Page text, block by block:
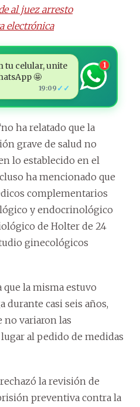
al juez arresto
electrónica
tu celular, unite
🤩
19:09 ✓✓
1
ha relatado que la
grave de salud no
lo establecido en el
ha mencionado que
complementarios
y endocrinológico
de Holter de 24
ginecológicos
que la misma estuvo
durante casi seis años,
no variaron las
al pedido de medidas
la revisión de
preventiva contra la